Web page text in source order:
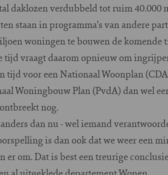
daklozen verdubbeld tot ruim 40.000
staan in programma's van andere
woningen te bouwen de
vraagt daarom opnieuw om
tijd voor een Nationaal Woonplan
Woningbouw Plan (PvdA) dan wel
nog.
dan nu - wel iemand
is dan ook dat we weer een
om. Dat is best een treurige